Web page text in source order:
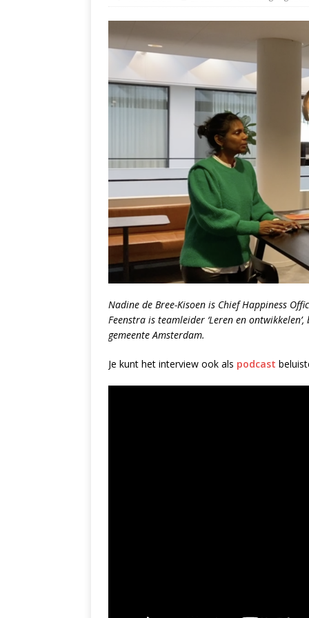
Nadine de Bree-Kisoen is Chief Happiness
Feenstra is teamleider ‘Leren en
gemeente Amsterdam.
Je kunt het interview ook als podcast